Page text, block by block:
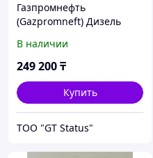
Газпромнефть
(Gazpromneft) Дизель
В наличии
249 200₸
Купить
ТОО "GT Status"